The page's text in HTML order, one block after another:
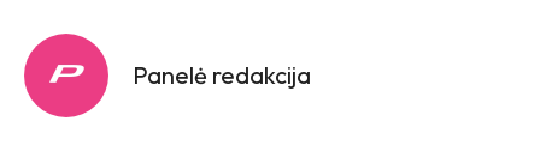
Panelė redakcija